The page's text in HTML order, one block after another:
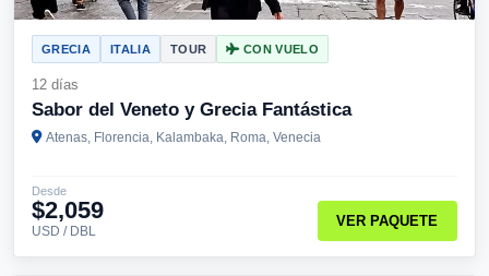
GRECIA ITALIA TOUR CON VUELO
12 días
Sabor del Veneto y Grecia Fantástica
Atenas, Florencia, Kalambaka, Roma, Venecia
Desde
$2,059
USD / DBL
VER PAQUETE